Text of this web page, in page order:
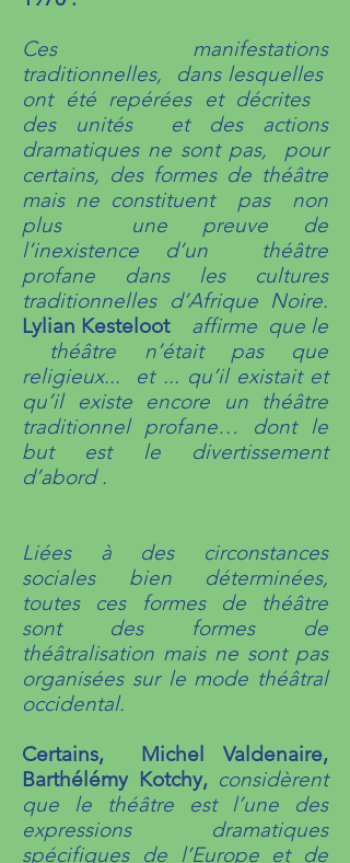
Ces manifestations
traditionnelles, dans lesquelles
ont été repérées et décrites
des unités et des actions
dramatiques ne sont pas, pour
certains, des formes de théâtre
mais ne constituent pas non
plus une preuve de
l’inexistence d’un théâtre
profane dans les cultures
traditionnelles d’Afrique Noire.
Lylian Kesteloot
affirme que le
théâtre n’était pas que
religieux... et ... qu’il existait et
qu’il existe encore un théâtre
traditionnel profane… dont le
but est le divertissement
d’abord .
Liées à des circonstances
sociales bien déterminées,
toutes ces formes de théâtre
sont des formes de
théâtralisation mais ne sont pas
organisées sur le mode théâtral
occidental.
Certains, Michel Valdenaire,
Barthélémy Kotchy, considèrent
que le théâtre est l’une des
expressions dramatiques
spécifiques de l’Europe et de